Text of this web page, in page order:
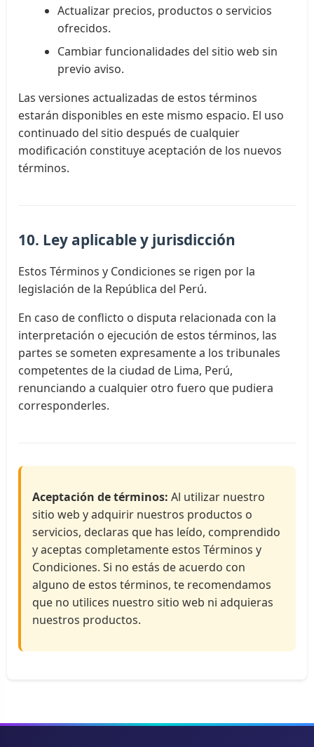
Actualizar precios, productos o servicios
ofrecidos.
Cambiar funcionalidades del sitio web sin
previo aviso.
Las versiones actualizadas de estos términos
estarán disponibles en este mismo espacio. El uso
continuado del sitio después de cualquier
modificación constituye aceptación de los nuevos
términos.
10. Ley aplicable y jurisdicción
Estos Términos y Condiciones se rigen por la
legislación de la República del Perú.
En caso de conflicto o disputa relacionada con la
interpretación o ejecución de estos términos, las
partes se someten expresamente a los tribunales
competentes de la ciudad de Lima, Perú,
renunciando a cualquier otro fuero que pudiera
corresponderles.
Aceptación de términos: Al utilizar nuestro
sitio web y adquirir nuestros productos o
servicios, declaras que has leído, comprendido
y aceptas completamente estos Términos y
Condiciones. Si no estás de acuerdo con
alguno de estos términos, te recomendamos
que no utilices nuestro sitio web ni adquieras
nuestros productos.